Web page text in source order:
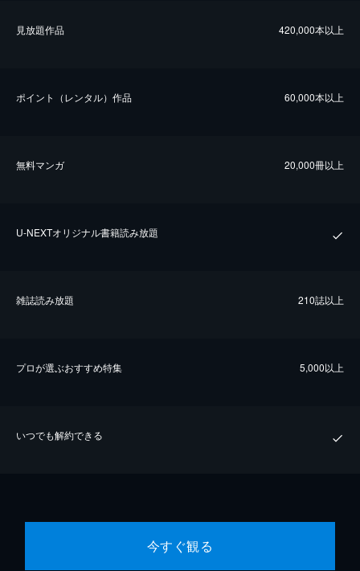
⾒放題作品 420,000本以上
ポイント（レンタル）作品 60,000本以上
無料マンガ 20,000冊以上
U-NEXTオリジナル書籍読み放題
雑誌読み放題 210誌以上
プロが選ぶおすすめ特集 5,000以上
いつでも解約できる
今すぐ観る